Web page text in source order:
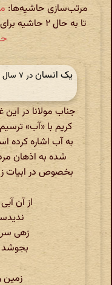
مرتب‌سازی حاشیه‌ها:
تا به حال ۲ حاشیه برای این شعر نوشته شده است.
یک انسان
جناب مولانا در
کریم با «آب»
به آب اشاره کرده
شده به اذهان
بخصوص در ابیات
از آن
زهی
زمین